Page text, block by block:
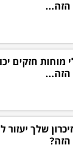
מוחות חזקים
שלך יעזור